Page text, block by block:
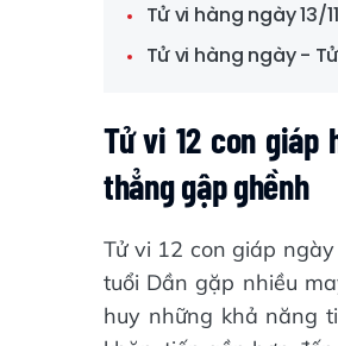
Tử vi hàng ngày 13/
Tử vi hàng ngày -
Tử vi 12 con giáp
thẳng gập ghềnh
Tử vi 12 con giáp
tuổi Dần gặp nhiều
huy những khả năng